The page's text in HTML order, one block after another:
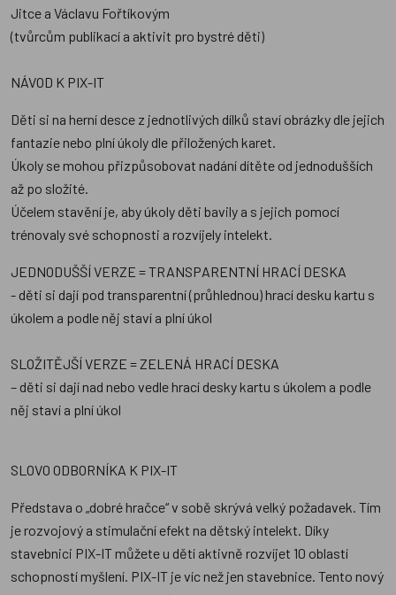
Jitce a Václavu Fořtíkovým
(tvůrcům publikací a aktivit pro bystré děti)
NÁVOD K PIX-IT
Děti si na herní desce z jednotlivých dílků staví obrázky dle jejich
fantazie nebo plní úkoly dle přiložených karet.
Úkoly se mohou přizpůsobovat nadání dítěte od jednodušších
až po složité.
Účelem stavění je, aby úkoly děti bavily a s jejich pomocí
trénovaly své schopnosti a rozvíjely intelekt.
JEDNODUŠŠÍ VERZE = TRANSPARENTNÍ HRACÍ DESKA
- děti si dají pod transparentní (průhlednou) hrací desku kartu s
úkolem a podle něj staví a plní úkol
SLOŽITĚJŠÍ VERZE = ZELENÁ HRACÍ DESKA
– děti si dají nad nebo vedle hrací desky kartu s úkolem a podle
něj staví a plní úkol
SLOVO ODBORNÍKA K PIX-IT
Představa o „dobré hračce“ v sobě skrývá velký požadavek. Tím
je rozvojový a stimulační efekt na dětský intelekt. Díky
stavebnici PIX-IT můžete u dětí aktivně rozvíjet 10 oblastí
schopností myšlení. PIX-IT je víc než jen stavebnice. Tento nový